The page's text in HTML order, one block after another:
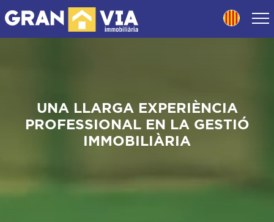
UNA LLARGA EXPERIÈNCIA
PROFESSIONAL EN LA GESTIÓ
IMMOBILIÀRIA